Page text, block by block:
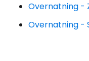
Overnatning -
Overnatning -